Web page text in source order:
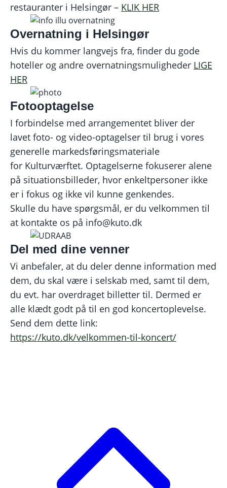
restauranter i Helsingør – KLIK HER
Overnatning i Helsingør
Hvis du kommer langvejs fra, finder du gode
hoteller og andre overnatningsmuligheder LIGE
HER
Fotooptagelse
I forbindelse med arrangementet bliver der
lavet foto- og video-optagelser til brug i vores
generelle markedsføringsmateriale
for Kulturværftet. Optagelserne fokuserer alene
på situationsbilleder, hvor enkeltpersoner ikke
er i fokus og ikke vil kunne genkendes.
Skulle du have spørgsmål, er du velkommen til
at kontakte os på info@kuto.dk
Del med dine venner
Vi anbefaler, at du deler denne information med
dem, du skal være i selskab med, samt til dem,
du evt. har overdraget billetter til. Dermed er
alle klædt godt på til en god koncertoplevelse.
Send dem dette link:
https://kuto.dk/velkommen-til-koncert/